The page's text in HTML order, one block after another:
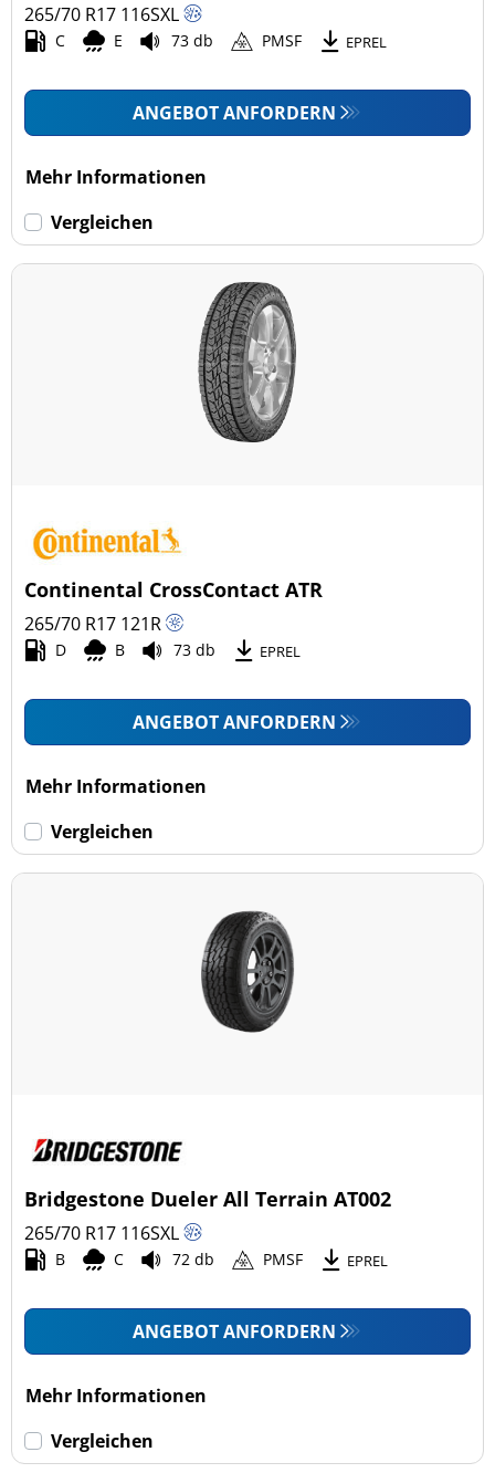
265/70 R17 116SXL
C E 73 db PMSF EPREL
ANGEBOT ANFORDERN
Mehr Informationen
Vergleichen
Continental CrossContact ATR
265/70 R17 121R
D B 73 db EPREL
ANGEBOT ANFORDERN
Mehr Informationen
Vergleichen
Bridgestone Dueler All Terrain AT002
265/70 R17 116SXL
B C 72 db PMSF EPREL
ANGEBOT ANFORDERN
Mehr Informationen
Vergleichen